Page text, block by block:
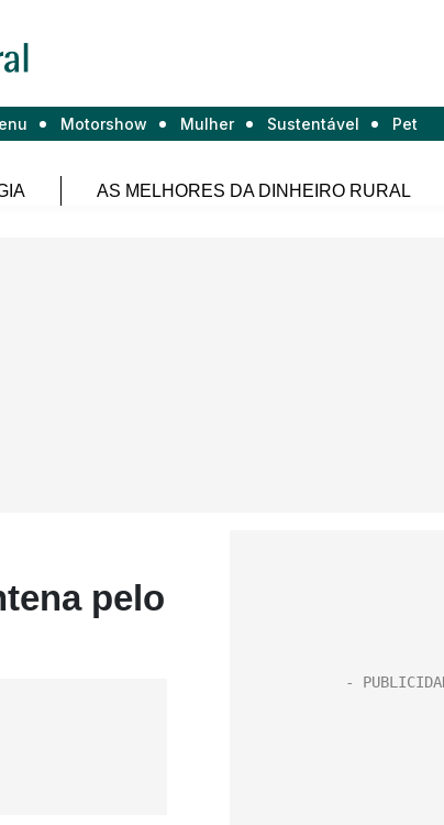
Motorshow Mulher Sustentável Pet
AS MELHORES DA DINHEIRO RURAL
pelo